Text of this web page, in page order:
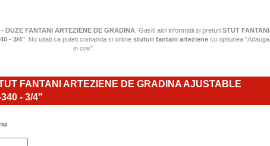
DUZE FANTANI ARTEZIENE DE GRADINA . Gasiti aici informatii si preturiSTUT FANTANI
- 3/4". Nu uitati ca puteti comanda si online stuturi fantani artezienecu optiunea "Adauga
in cos".
FANTANI ARTEZIENE DE GRADINA AJUSTABLE
- 3/4"